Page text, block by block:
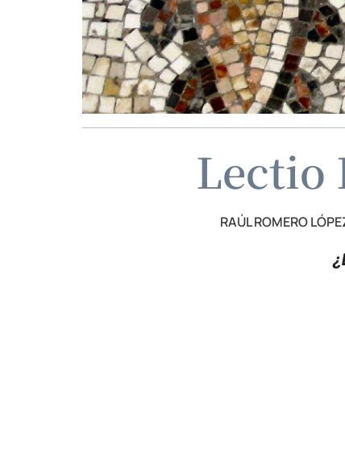
Lectio
RAÚL ROMERO